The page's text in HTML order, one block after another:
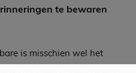
te bewaren
is misschien wel het